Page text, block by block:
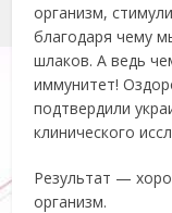
организм,
благодаря чему
шлаков. А ведь
иммунитет!
подтвердили
клинического
Результат —
организм.